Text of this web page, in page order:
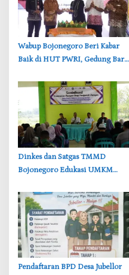
‎Wabup Bojonegoro Beri Kabar
Baik di HUT PWRI, Gedung Baru
‎Dinkes dan Satgas TMMD
Bojonegoro Edukasi UMKM
dan Formalin
Pendaftaran BPD Desa Jubellor